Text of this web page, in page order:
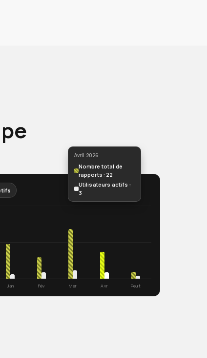
Avril 2026
Nombre total de
rapports : 22
Utilisateurs actifs :
3
Jan Fév Mer Avr Peut